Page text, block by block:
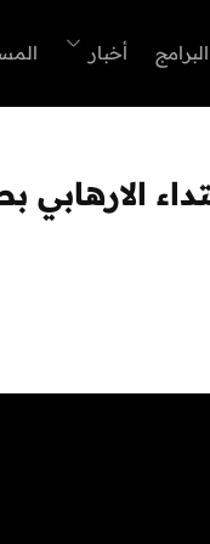
البرامج أخبار